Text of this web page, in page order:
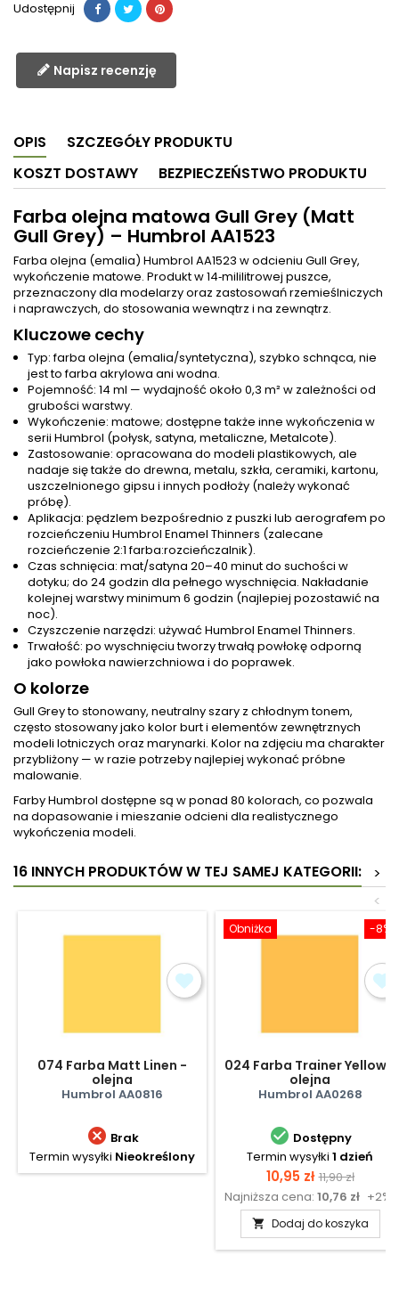
Udostępnij
Napisz recenzję
OPIS
SZCZEGÓŁY PRODUKTU
KOSZT DOSTAWY
BEZPIECZEŃSTWO PRODUKTU
Farba olejna matowa Gull Grey (Matt
Gull Grey) – Humbrol AA1523
Farba olejna (emalia) Humbrol AA1523 w odcieniu Gull Grey,
wykończenie matowe. Produkt w 14‑mililitrowej puszce,
przeznaczony dla modelarzy oraz zastosowań rzemieślniczych
i naprawczych, do stosowania wewnątrz i na zewnątrz.
Kluczowe cechy
Typ: farba olejna (emalia/syntetyczna), szybko schnąca, nie
jest to farba akrylowa ani wodna.
Pojemność: 14 ml — wydajność około 0,3 m² w zależności od
grubości warstwy.
Wykończenie: matowe; dostępne także inne wykończenia w
serii Humbrol (połysk, satyna, metaliczne, Metalcote).
Zastosowanie: opracowana do modeli plastikowych, ale
nadaje się także do drewna, metalu, szkła, ceramiki, kartonu,
uszczelnionego gipsu i innych podłoży (należy wykonać
próbę).
Aplikacja: pędzlem bezpośrednio z puszki lub aerografem po
rozcieńczeniu Humbrol Enamel Thinners (zalecane
rozcieńczenie 2:1 farba:rozcieńczalnik).
Czas schnięcia: mat/satyna 20–40 minut do suchości w
dotyku; do 24 godzin dla pełnego wyschnięcia. Nakładanie
kolejnej warstwy minimum 6 godzin (najlepiej pozostawić na
noc).
Czyszczenie narzędzi: używać Humbrol Enamel Thinners.
Trwałość: po wyschnięciu tworzy trwałą powłokę odporną
jako powłoka nawierzchniowa i do poprawek.
O kolorze
Gull Grey to stonowany, neutralny szary z chłodnym tonem,
często stosowany jako kolor burt i elementów zewnętrznych
modeli lotniczych oraz marynarki. Kolor na zdjęciu ma charakter
przybliżony — w razie potrzeby najlepiej wykonać próbne
malowanie.
Farby Humbrol dostępne są w ponad 80 kolorach, co pozwala
na dopasowanie i mieszanie odcieni dla realistycznego
wykończenia modeli.
16 INNYCH PRODUKTÓW W TEJ SAMEJ KATEGORII:
>
<
074 Farba Matt Linen -
olejna
Humbrol AA0816
 Brak
Termin wysyłki Nieokreślony
-8%
Obniżka
024 Farba Trainer Yellow -
olejna
Humbrol AA0268
 Dostępny
Termin wysyłki 1 dzień
Cena
10,95 zł Cena
11,90 zł
Najniższa cena: 10,76 zł +2%
 Dodaj do koszyka